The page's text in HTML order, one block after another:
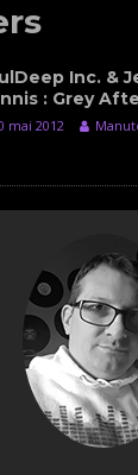
Inc. &
: Grey
mai 2012